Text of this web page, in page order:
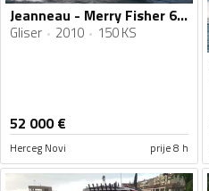
Jeanneau - Merry Fisher 645
Gliser 2010 150 KS
52 000€
Herceg Novi prije 8 h